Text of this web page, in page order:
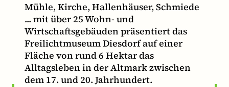
Mühle, Kirche, Hallenhäuser, Schmiede
... mit über 25 Wohn- und
Wirtschaftsgebäuden präsentiert das
Freilichtmuseum Diesdorf auf einer
Fläche von rund 6 Hektar das
Alltagsleben in der Altmark zwischen
dem 17. und 20. Jahrhundert.